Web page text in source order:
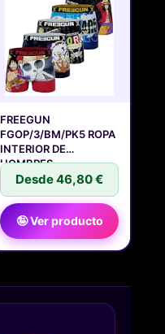
FREEGUN
FGOP/3/BM/PK5 ROPA
INTERIOR DE
HOMBRES,
Desde 46,80 €
🤪 Ver producto